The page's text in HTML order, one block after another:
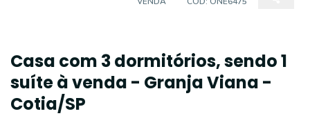
Casa com 3 dormitórios, sendo 1
suíte à venda - Granja Viana -
Cotia/SP